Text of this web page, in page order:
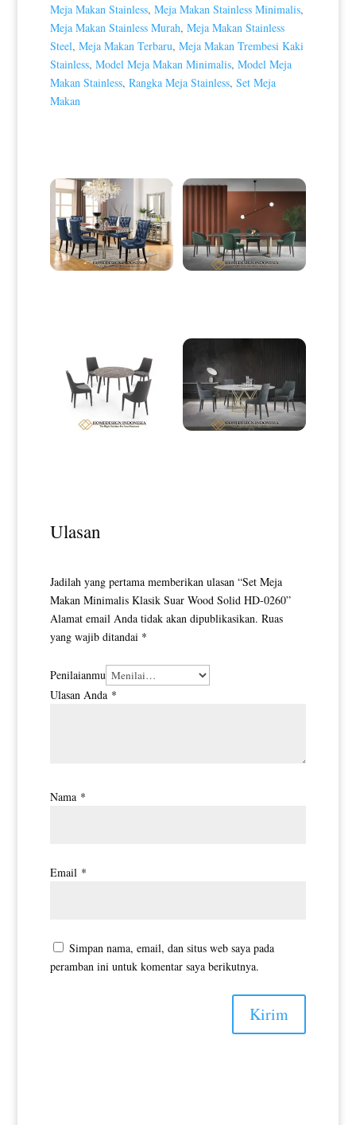
Meja Makan Stainless, Meja Makan Stainless Minimalis,
Meja Makan Stainless Murah, Meja Makan Stainless
Steel, Meja Makan Terbaru, Meja Makan Trembesi Kaki
Stainless, Model Meja Makan Minimalis, Model Meja
Makan Stainless, Rangka Meja Stainless, Set Meja
Makan
Ulasan
Jadilah yang pertama memberikan ulasan “Set Meja
Makan Minimalis Klasik Suar Wood Solid HD-0260”
Alamat email Anda tidak akan dipublikasikan. Ruas
yang wajib ditandai *
Penilaianmu
Ulasan Anda *
Nama *
Email *
Simpan nama, email, dan situs web saya pada
peramban ini untuk komentar saya berikutnya.
Kirim